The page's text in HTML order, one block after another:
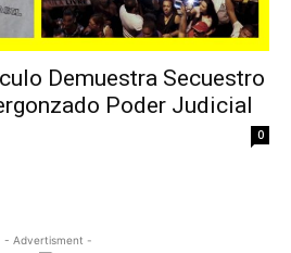
Demuestra Secuestro
Poder Judicial
0
- Advertisment -